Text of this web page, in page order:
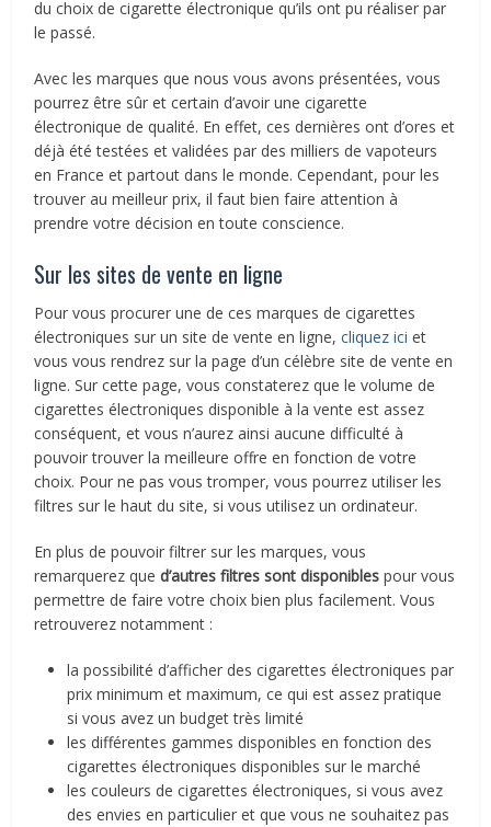
du choix de cigarette électronique qu’ils ont pu réaliser par
le passé.
Avec les marques que nous vous avons présentées, vous
pourrez être sûr et certain d’avoir une cigarette
électronique de qualité. En effet, ces dernières ont d’ores et
déjà été testées et validées par des milliers de vapoteurs
en France et partout dans le monde. Cependant, pour les
trouver au meilleur prix, il faut bien faire attention à
prendre votre décision en toute conscience.
Sur les sites de vente en ligne
Pour vous procurer une de ces marques de cigarettes
électroniques sur un site de vente en ligne,cliquez ici et
vous vous rendrez sur la page d’un célèbre site de vente en
ligne. Sur cette page, vous constaterez que le volume de
cigarettes électroniques disponible à la vente est assez
conséquent, et vous n’aurez ainsi aucune difficulté à
pouvoir trouver la meilleure offre en fonction de votre
choix. Pour ne pas vous tromper, vous pourrez utiliser les
filtres sur le haut du site, si vous utilisez un ordinateur.
En plus de pouvoir filtrer sur les marques, vous
remarquerez qued’autres filtres sont disponibles pour vous
permettre de faire votre choix bien plus facilement. Vous
retrouverez notamment :
la possibilité d’afficher des cigarettes électroniques par
prix minimum et maximum, ce qui est assez pratique
si vous avez un budget très limité
les différentes gammes disponibles en fonction des
cigarettes électroniques disponibles sur le marché
les couleurs de cigarettes électroniques, si vous avez
des envies en particulier et que vous ne souhaitez pas